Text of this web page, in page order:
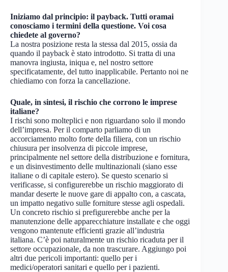
Iniziamo dal principio: il payback. Tutti oramai
conosciamo i termini della questione. Voi cosa
chiedete al governo?
La nostra posizione resta la stessa dal 2015, ossia da
quando il payback è stato introdotto. Si tratta di una
manovra ingiusta, iniqua e, nel nostro settore
specificatamente, del tutto inapplicabile. Pertanto noi ne
chiediamo con forza la cancellazione.
Quale, in sintesi, il rischio che corrono le imprese
italiane?
I rischi sono molteplici e non riguardano solo il mondo
dell’impresa. Per il comparto parliamo di un
accorciamento molto forte della filiera, con un rischio
chiusura per insolvenza di piccole imprese,
principalmente nel settore della distribuzione e fornitura,
e un disinvestimento delle multinazionali (siano esse
italiane o di capitale estero). Se questo scenario si
verificasse, si configurerebbe un rischio maggiorato di
mandar deserte le nuove gare di appalto con, a cascata,
un impatto negativo sulle forniture stesse agli ospedali.
Un concreto rischio si prefigurerebbe anche per la
manutenzione delle apparecchiature installate e che oggi
vengono mantenute efficienti grazie all’industria
italiana. C’è poi naturalmente un rischio ricaduta per il
settore occupazionale, da non trascurare. Aggiungo poi
altri due pericoli importanti: quello per i
medici/operatori sanitari e quello per i pazienti.